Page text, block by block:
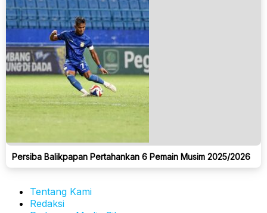
Persiba Balikpapan Pertahankan 6 Pemain Musim 2025/2026
Tentang Kami
Redaksi